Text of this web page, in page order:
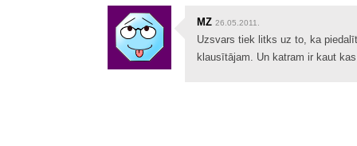
MZ 26.05.2011.
Uzsvars tiek litks uz to, ka
klausītājam. Un katram ir kaut